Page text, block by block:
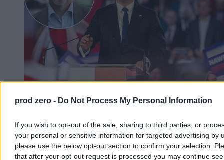
prod zero - Do Not Process My Personal Information
If you wish to opt-out of the sale, sharing to third parties, or
your personal or sensitive information for targeted advertising by
please use the below opt-out section to confirm your selection.
that after your opt-out request is processed you may continue
Pierwszy rok prezydentury Karola Nawrockiego.
Czy po roku urzędowania można już powiedzieć, jakim
prezydentem będzie Karol Nawrocki? Zdaniem prof. Rafała
Chwedoruka tak, choć – jak podkreśla – najważniejsze polityczne